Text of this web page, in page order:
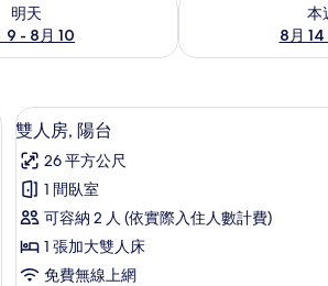
明天
9 - 8月 10
本
8月
床單
顯
示
雙
人
房,
陽
雙人房, 陽台 |
7
雙人房, 陽台
26 平方公尺
1 間臥室
可容納 2 人 (依實際入住人數計費)
1 張加大雙人床
免費無線上網